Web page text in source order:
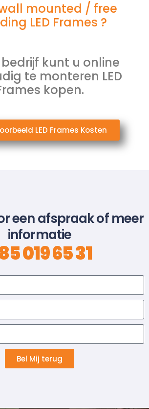
mounted / free
LED Frames ?
bedrijf kunt u online
te monteren LED
kopen.
LED Frames Kosten
een afspraak of meer
informatie
019 65 31
Bel Mij terug